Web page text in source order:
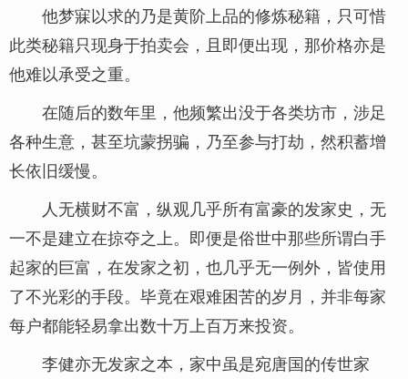
他梦寐以求的乃是黄阶上品的修炼秘籍，只可惜
此类秘籍只现身于拍卖会，且即便出现，那价格亦是
他难以承受之重。
在随后的数年里，他频繁出没于各类坊市，涉足
各种生意，甚至坑蒙拐骗，乃至参与打劫，然积蓄增
长依旧缓慢。
人无横财不富，纵观几乎所有富豪的发家史，无
一不是建立在掠夺之上。即便是俗世中那些所谓白手
起家的巨富，在发家之初，也几乎无一例外，皆使用
了不光彩的手段。毕竟在艰难困苦的岁月，并非每家
每户都能轻易拿出数十万上百万来投资。
李健亦无发家之本，家中虽是宛唐国的传世家